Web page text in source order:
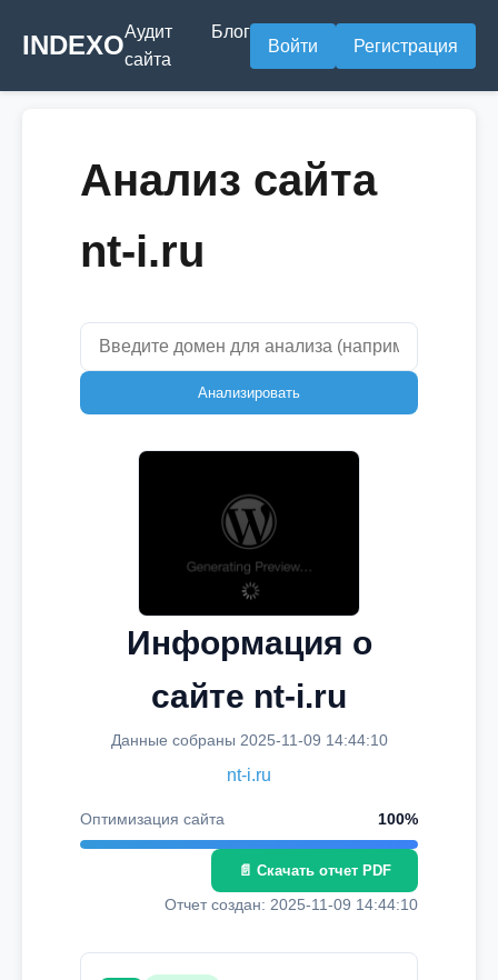
INDEXOАудит
сайта
Блог
Войти Регистрация
Анализ сайта
nt-i.ru
Анализировать
Информация о
сайте nt-i.ru
Данные собраны 2025-11-09 14:44:10
nt-i.ru
Оптимизация сайта 100%
📄 Скачать отчет PDF
Отчет создан: 2025-11-09 14:44:10